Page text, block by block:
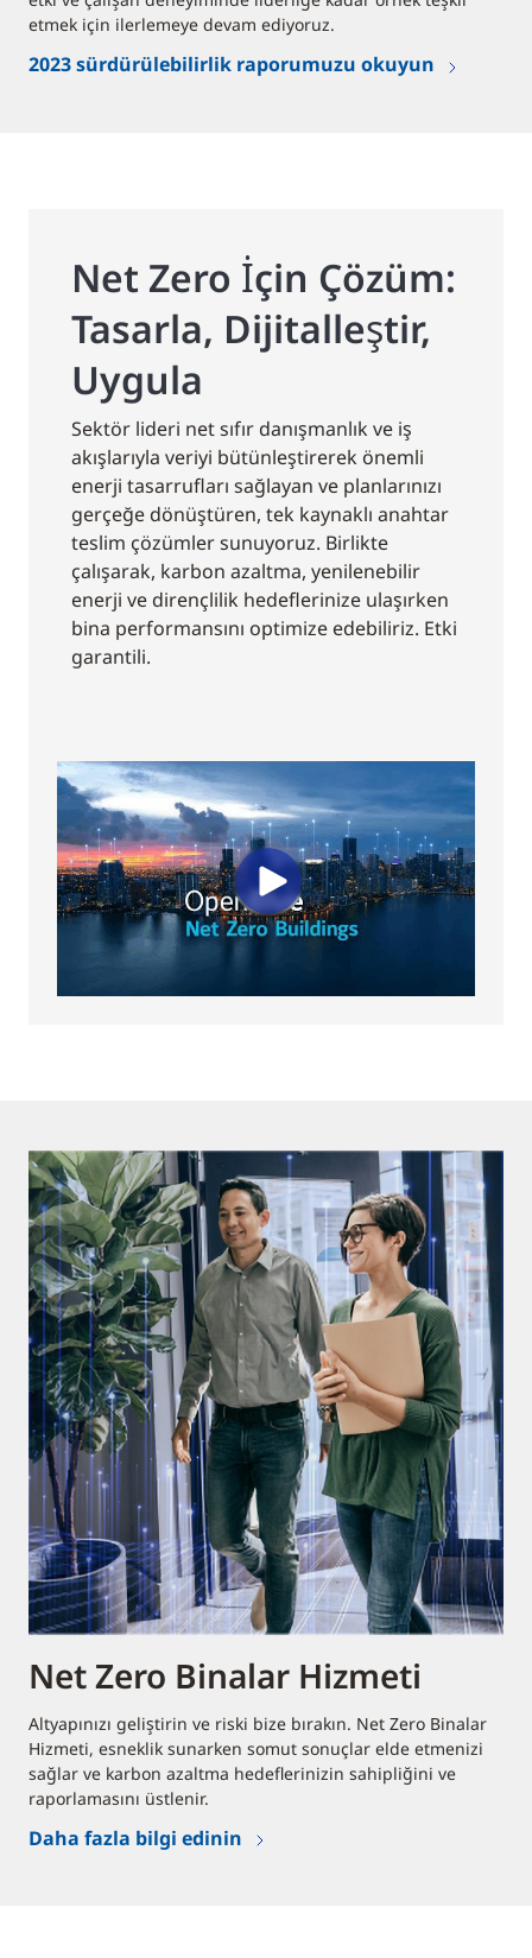
etmek için ilerlemeye devam ediyoruz.
2023 sürdürülebilirlik raporumuzu okuyun
Net Zero İçin Çözüm:
Tasarla, Dijitalleştir,
Uygula
Sektör lideri net sıfır danışmanlık ve iş
akışlarıyla veriyi bütünleştirerek önemli
enerji tasarrufları sağlayan ve planlarınızı
gerçeğe dönüştüren, tek kaynaklı anahtar
teslim çözümler sunuyoruz. Birlikte
çalışarak, karbon azaltma, yenilenebilir
enerji ve dirençlilik hedeflerinize ulaşırken
bina performansını optimize edebiliriz. Etki
garantili.
Net Zero Binalar Hizmeti
Altyapınızı geliştirin ve riski bize bırakın. Net Zero Binalar
Hizmeti, esneklik sunarken somut sonuçlar elde etmenizi
sağlar ve karbon azaltma hedeflerinizin sahipliğini ve
raporlamasını üstlenir.
Daha fazla bilgi edinin